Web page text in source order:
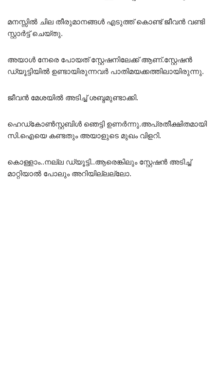
മനസ്സിൽ ചില തീരുമാനങ്ങൾ എടുത്ത് കൊണ്ട് ജീവൻ വണ്ടി
സ്റ്റാർട്ട് ചെയ്തു.
അയാൾ നേരെ പോയത് സ്റ്റേഷനിലേക്ക് ആണ്.സ്റ്റേഷൻ
ഡ്യൂട്ടിയിൽ ഉണ്ടായിരുന്നവർ പാതിമയക്കത്തിലായിരുന്നു.
ജീവൻ മേശയിൽ അടിച്ച് ശബ്ദമുണ്ടാക്കി.
ഹെഡ്കോൺസ്റ്റബിൾ ഞെട്ടി ഉണർന്നു.അപ്രതീക്ഷിതമായി
സി.ഐയെ കണ്ടതും അയാളുടെ മുഖം വിളറി.
കൊള്ളാം..നല്ല ഡ്യൂട്ടി..ആരെങ്കിലും സ്റ്റേഷൻ അടിച്ച്
മാറ്റിയാൽ പോലും അറിയില്ലല്ലോ.